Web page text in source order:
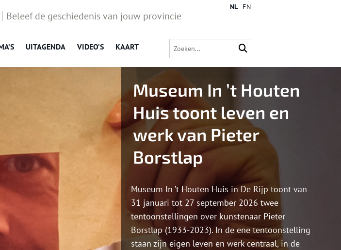
Beleef de geschiedenis van jouw provincie
UITAGENDA VIDEO’S KAART
NL EN
Museum In ’t Houten
Huis toont leven en
werk van Pieter
Borstlap
Museum In ’t Houten Huis in De Rijp toont van
31 januari tot 27 september 2026 twee
tentoonstellingen over kunstenaar Pieter
Borstlap (1933-2023). In de ene tentoonstelling
staan zijn eigen leven en werk centraal, in de